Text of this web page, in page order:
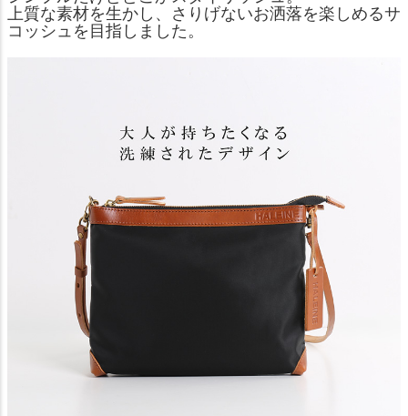
上質な素材を生かし、さりげないお洒落を楽しめるサ
コッシュを目指しました。